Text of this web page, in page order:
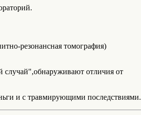
резонансная томография)
случай",обнаруживают отличия от
и с травмирующими последствиями.